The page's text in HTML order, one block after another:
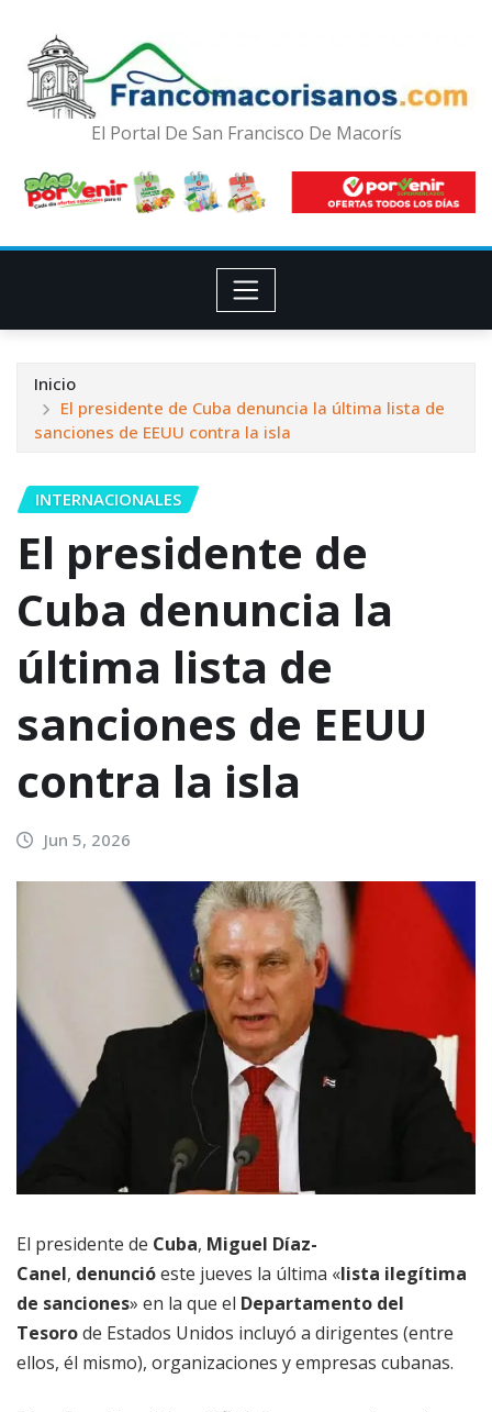
El Portal De San Francisco De Macorís
Inicio
El presidente de Cuba denuncia la última lista de
sanciones de EEUU contra la isla
INTERNACIONALES
El presidente de
Cuba denuncia la
última lista de
sanciones de EEUU
contra la isla
Jun 5, 2026
El presidente de Cuba, Miguel Díaz-
Canel, denuncióeste jueves la última «lista ilegítima
de sanciones» en la que el Departamento del
Tesorode Estados Unidos incluyó a dirigentes (entre
ellos, él mismo), organizaciones y empresas cubanas.